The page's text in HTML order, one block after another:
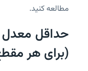
مطالعه کنید.
حداقل معدل
(برای هر